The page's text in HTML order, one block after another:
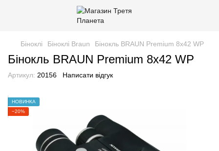
Біноклі Біноклі Braun Бінокль BRAUN Premium 8х42 WP
Бінокль BRAUN Premium 8х42 WP
Артикул: 20156 Написати відгук
НОВИНКА
−20%